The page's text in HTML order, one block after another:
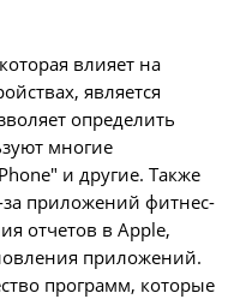
влияет на
является
определить
многие
и другие. Также
за приложений фитнес-
отчетов в Apple,
приложений.
программ, которые